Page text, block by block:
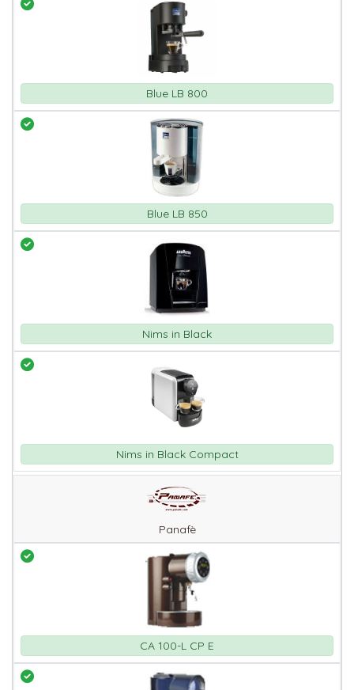
Blue LB 800
Blue LB 850
Nims in Black
Nims in Black Compact
Panafè
CA 100-L CP E